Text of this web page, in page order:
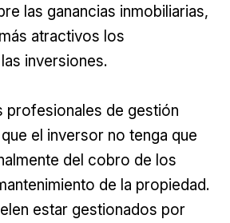
las ganancias inmobiliarias,
atractivos los
inversiones.
de gestión
el inversor no tenga que
del cobro de los
de la propiedad.
estar gestionados por